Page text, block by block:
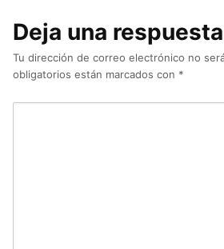
Deja una respuesta
Tu dirección de correo electrónico no
obligatorios están marcados con *